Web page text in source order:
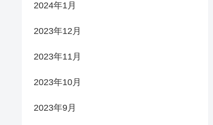
2024年1月
2023年12月
2023年11月
2023年10月
2023年9月